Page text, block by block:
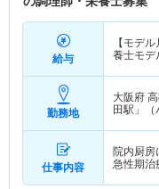
給与
【モデル
養士モデ
勤務地
大阪府
田駅」
仕事内容
院内厨
急性期